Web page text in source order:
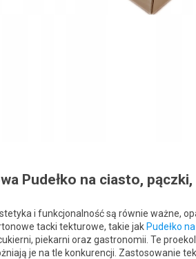
Pudełko na ciasto,
i funkcjonalność są równie ważne,
tacki tekturowe, takie jak Pudełko
piekarni oraz gastronomii. Te
je na tle konkurencji. Zastosowanie